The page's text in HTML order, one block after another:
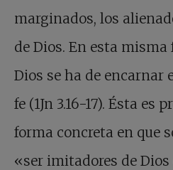
marginados, los
de Dios. En esta
Dios se ha de encarnar
fe (1Jn 3.16-17). Ésta es
forma concreta en que
«ser imitadores de